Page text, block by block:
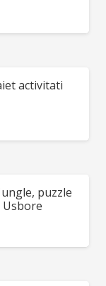
activitati
puzzle
Usbore